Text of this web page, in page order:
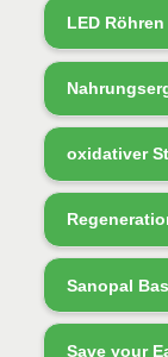
LED Röhren
oxidativer
Sanopal
Save your